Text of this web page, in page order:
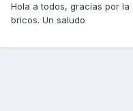
Hola a todos, gracias por
bricos. Un saludo